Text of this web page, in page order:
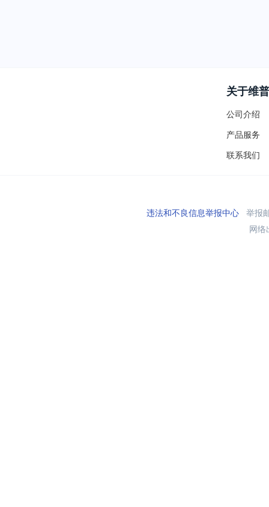
关于维普
公司介绍
产品服务
联系我们
违法和不良信息举报中心举报
网